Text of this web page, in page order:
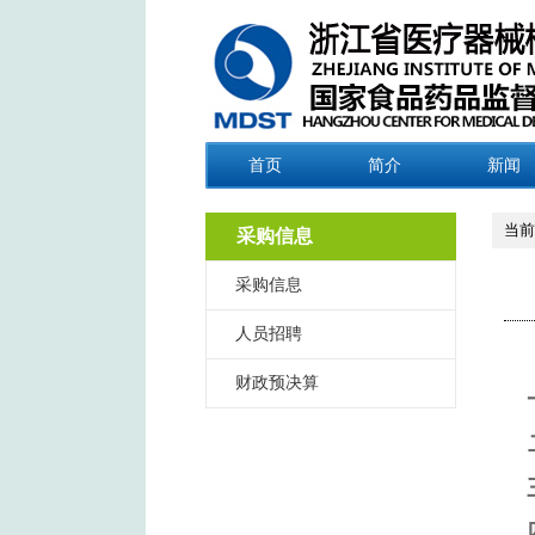
首页 简介 新闻
采购信息
采购信息
人员招聘
财政预决算
当